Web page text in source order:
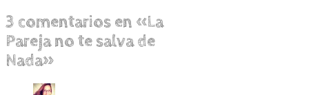
3 comentarios en «La
Pareja no te salva de
Nada»